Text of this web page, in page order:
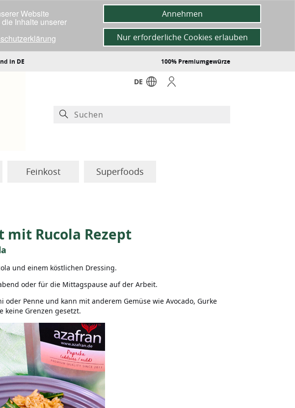
in DE 100% Premiumgewürze
DE
Feinkost
Superfoods
Rucola Rezept
und einem köstlichen Dressing.
oder für die Mittagspause auf der Arbeit.
Penne und kann mit anderem Gemüse wie Avocado, Gurke
keine Grenzen gesetzt.
Website
Inhalte unserer
Annehmen
Nur erforderliche Cookies erlauben